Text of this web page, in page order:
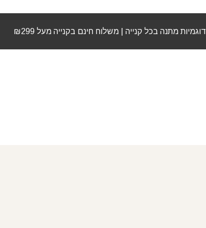
דוגמיות מתנה בכל קנייה | משלוח חינם בקנייה מעל ₪299